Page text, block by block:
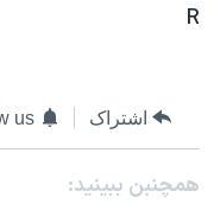
قانون شفافیت دارائی
R
اشتراک us
همچنبن ببینید: